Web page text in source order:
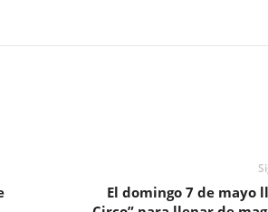
El domingo 7 de mayo